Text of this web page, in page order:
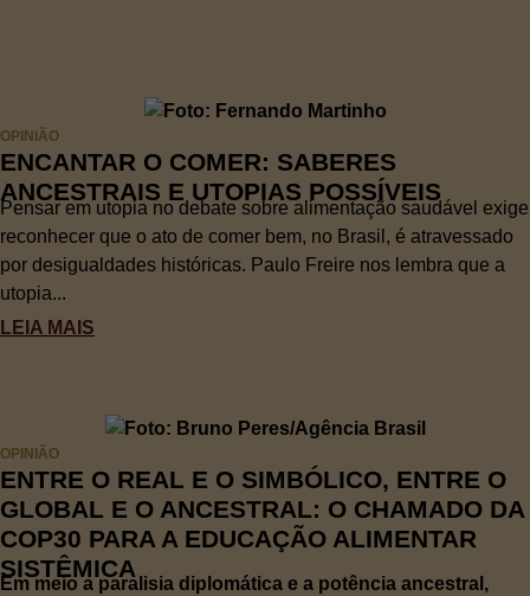
OPINIÃO
ENCANTAR O COMER: SABERES
ANCESTRAIS E UTOPIAS POSSÍVEIS
Pensar em utopia no debate sobre alimentação saudável exige
reconhecer que o ato de comer bem, no Brasil, é atravessado
por desigualdades históricas. Paulo Freire nos lembra que a
utopia...
LEIA MAIS
OPINIÃO
ENTRE O REAL E O SIMBÓLICO, ENTRE O
GLOBAL E O ANCESTRAL: O CHAMADO DA
COP30 PARA A EDUCAÇÃO ALIMENTAR
SISTÊMICA
Em meio a paralisia diplomática e a potência ancestral,